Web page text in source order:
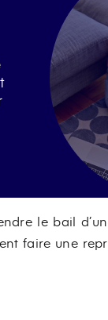
le bail
faire une